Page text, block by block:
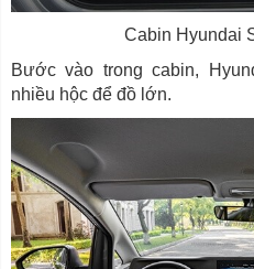
Cabin Hyundai
Bước vào trong cabin,
nhiều hộc để đồ lớn.